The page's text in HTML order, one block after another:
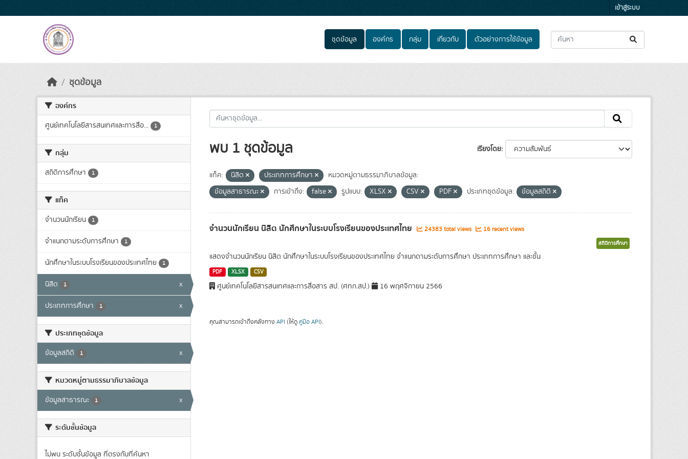
เข้าสู่ระบบ
ชุดข้อมูล องค์กร กลุ่ม เกี่ยวกับ ตัวอย่างการใช้ข้อมูล
ชุดข้อมูล
องค์กร
ศูนย์เทคโนโลยีสารสนเทศและการสื่อ... 1
กลุ่ม
สถิติการศึกษา 1
แท็ค
จำนวนนักเรียน 1
จำแนกตามระดับการศึกษา 1
นักศึกษาในระบบโรงเรียนของประเทศไทย 1
นิสิต 1 x
ประเภทการศึกษา 1 x
ประเภทชุดข้อมูล
ข้อมูลสถิติ 1 x
หมวดหมู่ตามธรรมาภิบาลข้อมูล
ข้อมูลสาธารณะ 1 x
ระดับชั้นข้อมูล
ไม่พบ ระดับชั้นข้อมูล ที่ตรงกับที่ค้นหา
เรียงโดย
พบ 1 ชุดข้อมูล
แท็ค: นิสิต ประเภทการศึกษา
หมวดหมู่ตามธรรมาภิบาลข้อมูล:
ข้อมูลสาธารณะ
การเข้าถึง: false รูปแบบ: XLSX CSV PDF ประเภทชุดข้อมูล: ข้อมูลสถิติ
จำนวนนักเรียน นิสิต นักศึกษาในระบบโรงเรียนของประเทศไทย 24383 total views 16 recent views
สถิติการศึกษา
แสดงจำนวนนักเรียน นิสิต นักศึกษาในระบบโรงเรียนของประเทศไทย จำแนกตามระดับการศึกษา ประเภทการศึกษา และชั้น
PDF XLSX CSV
ศูนย์เทคโนโลยีสารสนเทศและการสื่อสาร สป. (ศทก.สป.) 16 พฤศจิกายน 2566
คุณสามารถเข้าถึงคลังทาง API (ให้ดู คู่มือ API).